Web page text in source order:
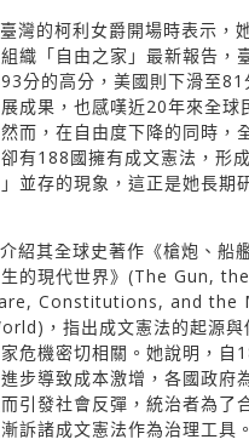
灣的柯利女爵開場時表示，
織「自由之家」最新報告，
分的高分，美國則下滑至81
成果，也感嘆近20年來全球
而，在自由度下降的同時，
有188國擁有成文憲法，形
」並存的現象，這正是她長期
紹其全球史著作《槍炮、船
生的現代世界》(The Gun,
Constitutions, and the
，指出成文憲法的起源與
危機密切相關。她說明，自
步導致成本激增，各國政府
引發社會反彈，統治者為了
訴諸成文憲法作為治理工具。